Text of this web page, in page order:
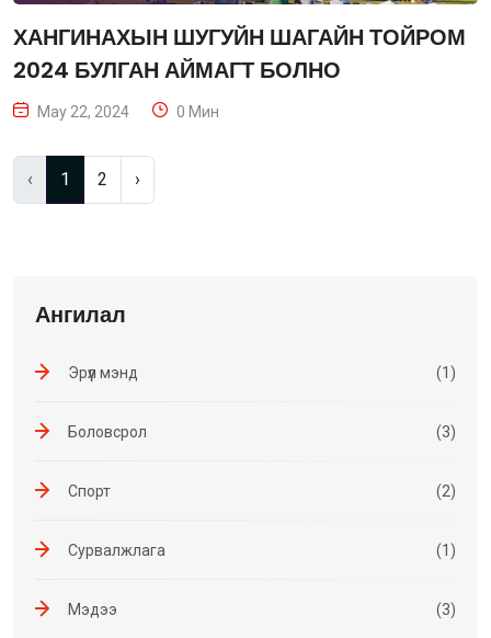
ХАНГИНАХЫН ШУГУЙН ШАГАЙН ТОЙРОМ
2024 БУЛГАН АЙМАГТ БОЛНО
May 22, 2024 0 Мин
‹ 1 2 ›
Ангилал
Эрүүл мэнд (1)
Боловсрол (3)
Спорт (2)
Сурвалжлага (1)
Мэдээ (3)